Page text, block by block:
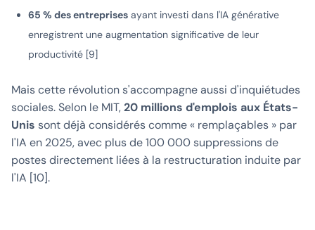
65 % des entreprises ayant investi dans l'IA générative
enregistrent une augmentation significative de leur
productivité [9]
Mais cette révolution s'accompagne aussi d'inquiétudes
sociales. Selon le MIT,20 millions d'emplois aux États-
Unis sont déjà considérés comme « remplaçables » par
l'IA en 2025, avec plus de 100 000 suppressions de
postes directement liées à la restructuration induite par
l'IA [10].